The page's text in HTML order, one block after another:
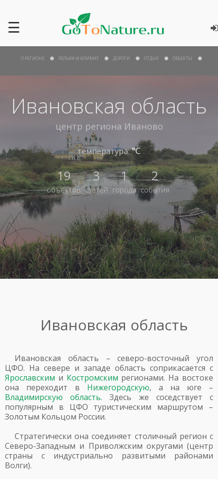
☰
Ивановская область
центр региона Иваново
температура:°С
19
объектов
3
статей
1
города
2
события
О РЕГИОНЕ РЕЛЬЕФ И КЛИМАТ ДОРОГИ ОТДЫХ ОБЪЕКТЫ
Ивановская область
Ивановская область – северо-восточный угол
ЦФО. На севере и западе область соприкасается с
Ярославским и Костромским регионами. На востоке
она переходит в Нижегородскую, а на юге –
Владимирскую область. Здесь же соседствует с
популярным в ЦФО туристическим маршрутом –
Золотым Кольцом России.
Стратегически она соединяет столичный регион с
Северо-Западным и Приволжским округами (центр
страны с индустриально развитыми районами
Волги).